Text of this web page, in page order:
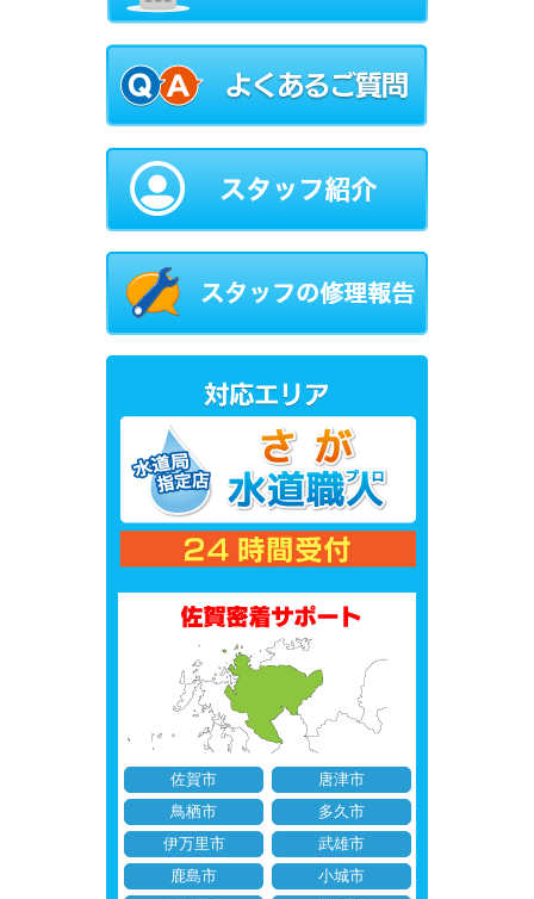
佐賀市
唐津市
鳥栖市
多久市
伊万里市
武雄市
鹿島市
小城市